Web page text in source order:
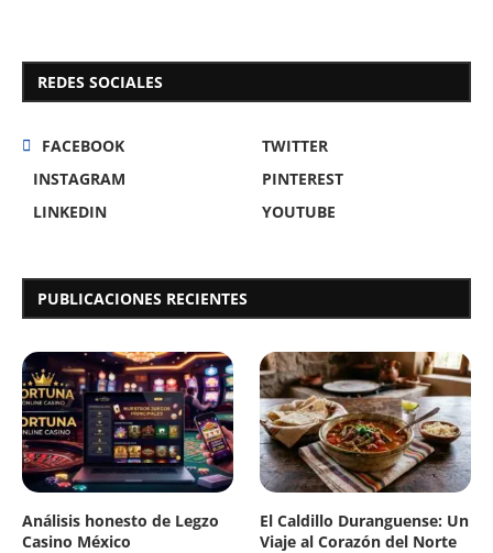
REDES SOCIALES
FACEBOOK
TWITTER
INSTAGRAM
PINTEREST
LINKEDIN
YOUTUBE
PUBLICACIONES RECIENTES
Análisis honesto de Legzo
Casino México
El Caldillo Duranguense: Un
Viaje al Corazón del Norte